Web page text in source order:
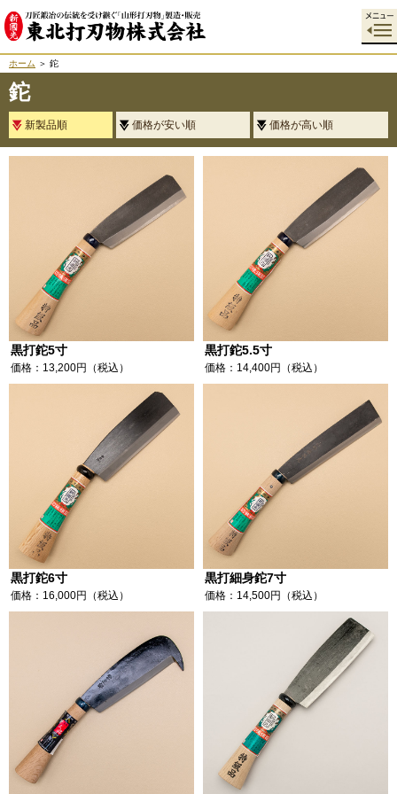
ホーム ＞ 鉈
鉈
新製品順 価格が安い順 価格が高い順
黒打鉈5寸
価格：13,200円（税込）
黒打鉈5.5寸
価格：14,400円（税込）
黒打鉈6寸
価格：16,000円（税込）
黒打細身鉈7寸
価格：14,500円（税込）